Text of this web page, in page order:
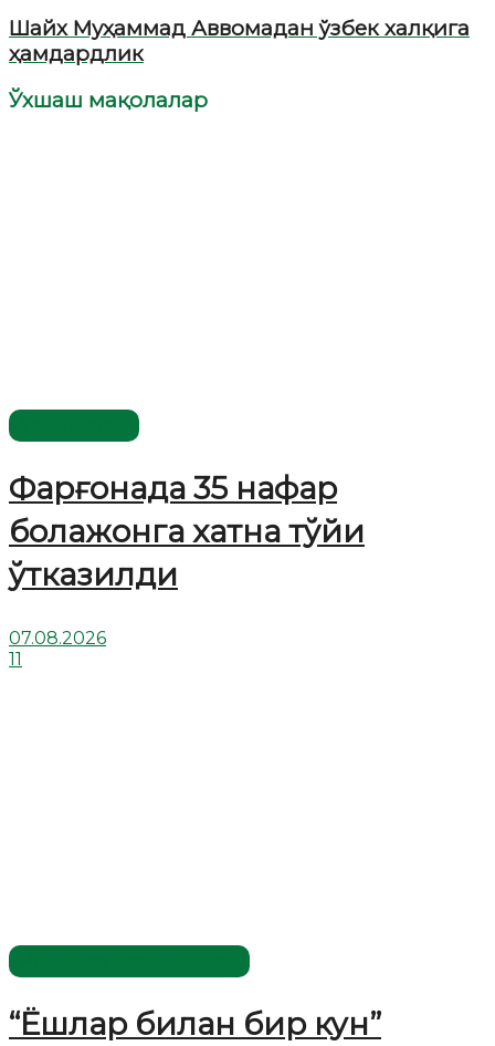
Шайх Муҳаммад Аввомадан ўзбек халқига
ҳамдардлик
Ўхшаш мақолалар
Фарғонада 35 нафар
болажонга хатна тўйи
ўтказилди
07.08.2026
11
“Ёшлар билан бир кун”